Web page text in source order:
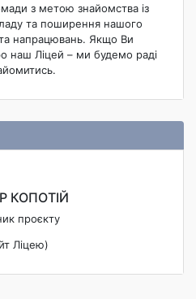
з метою знайомства із
та поширення нашого
напрацювань. Якщо Ви
наш Ліцей – ми будемо раді
КОПОТІЙ
проєкту
Ліцею)